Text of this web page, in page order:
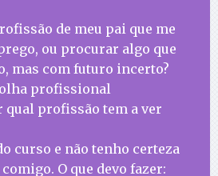
de meu pai que me
ou procurar algo que
mas com futuro incerto?
profissional
qual profissão tem a ver
curso e não tenho certeza
O que devo fazer: